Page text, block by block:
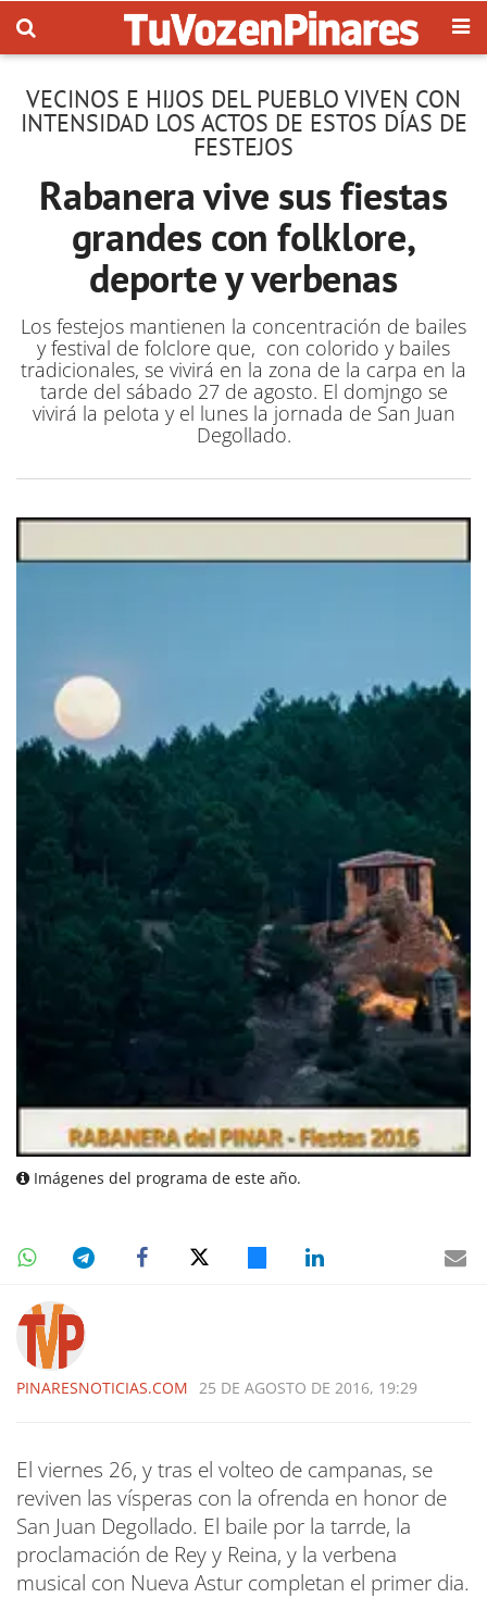
VECINOS E HIJOS DEL PUEBLO VIVEN CON
INTENSIDAD LOS ACTOS DE ESTOS DÍAS DE
FESTEJOS
Rabanera vive sus fiestas
grandes con folklore,
deporte y verbenas
Los festejos mantienen la concentración de bailes
y festival de folclore que, con colorido y bailes
tradicionales, se vivirá en la zona de la carpa en la
tarde del sábado 27 de agosto. El domjngo se
vivirá la pelota y el lunes la jornada de San Juan
Degollado.
Imágenes del programa de este año.
PINARESNOTICIAS.COM 25 DE AGOSTO DE 2016, 19:29
El viernes 26, y tras el volteo de campanas, se
reviven las vísperas con la ofrenda en honor de
San Juan Degollado. El baile por la tarrde, la
proclamación de Rey y Reina, y la verbena
musical con Nueva Astur completan el primer dia.